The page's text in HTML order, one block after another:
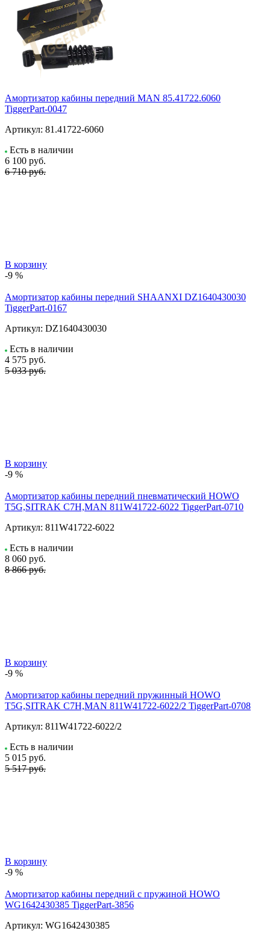
Амортизатор кабины передний MAN 85.41722.6060
TiggerPart-0047
Артикул: 81.41722-6060
Есть в наличии
6 100 руб.
6 710 руб.
В корзину
-9 %
Амортизатор кабины передний SHAANXI DZ1640430030
TiggerPart-0167
Артикул: DZ1640430030
Есть в наличии
4 575 руб.
5 033 руб.
В корзину
-9 %
Амортизатор кабины передний пневматический HOWO
T5G,SITRAK C7H,MAN 811W41722-6022 TiggerPart-0710
Артикул: 811W41722-6022
Есть в наличии
8 060 руб.
8 866 руб.
В корзину
-9 %
Амортизатор кабины передний пружинный HOWO
T5G,SITRAK C7H,MAN 811W41722-6022/2 TiggerPart-0708
Артикул: 811W41722-6022/2
Есть в наличии
5 015 руб.
5 517 руб.
В корзину
-9 %
Амортизатор кабины передний с пружиной HOWO
WG1642430385 TiggerPart-3856
Артикул: WG1642430385